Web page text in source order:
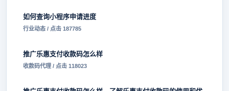
如何查询小程序申请进度
行业动态 / 点击 187785
推广乐惠支付收款码怎么样
收款码代理 / 点击 118023